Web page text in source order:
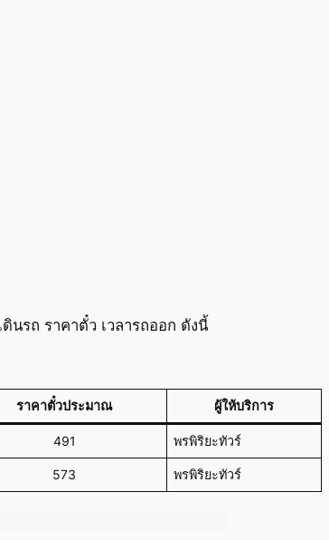
นรถ ราคาตั๋ว เวลารถออก ดังนี้
ราคาตั๋วประมาณ ผู้ให้บริการ
491 พรพิริยะทัวร์
573 พรพิริยะทัวร์